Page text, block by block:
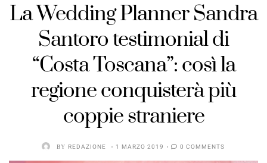
La Wedding Planner Sandra
Santoro testimonial di
“Costa Toscana”: così la
regione conquisterà più
coppie straniere
BY REDAZIONE 1 MARZO 2019 0 COMMENTS